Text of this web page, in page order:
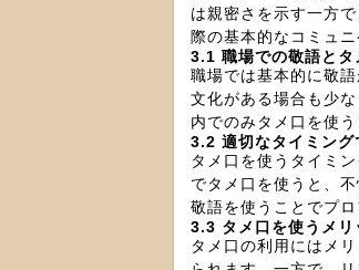
は親密さを示す一方
際の基本的なコミュ
3.1 職場での敬語とタ
職場では基本的に敬
文化がある場合も少
内でのみタメ口を使
3.2 適切なタイミング
タメ口を使うタイミ
でタメ口を使うと、
敬語を使うことでプ
3.3 タメ口を使うメリ
タメ口の利用にはメ